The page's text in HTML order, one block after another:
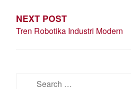
NEXT POST
Tren Robotika Industri Modern